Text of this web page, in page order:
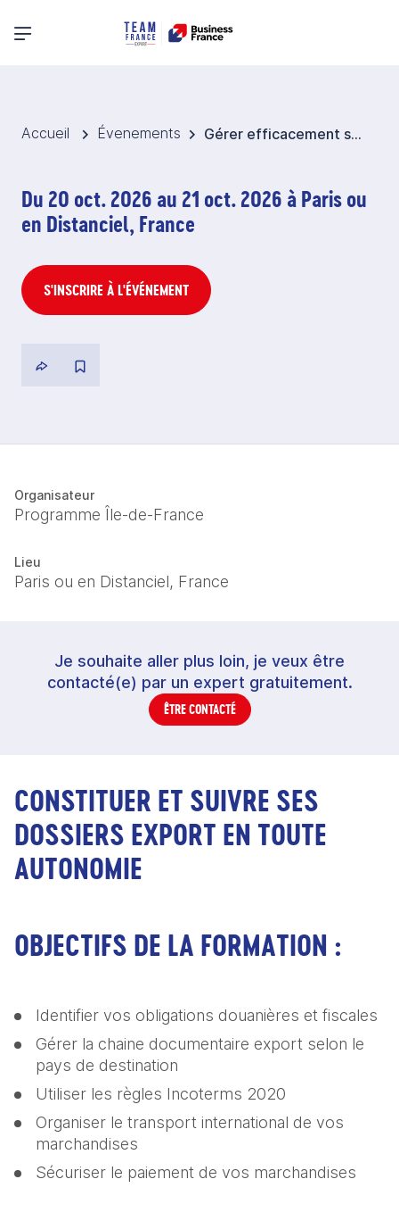
Menu principal
Accueil Évenements Gérer efficacement ses commandes export, de l’offre de prix jusqu’au paiement
Du 20 oct. 2026 au 21 oct. 2026 à Paris ou
en Distanciel, France
S'INSCRIRE À L'ÉVÉNEMENT
Organisateur
Programme Île-de-France
Lieu
Paris ou en Distanciel, France
Je souhaite aller plus loin, je veux être
contacté(e) par un expert gratuitement.
ÊTRE CONTACTÉ
CONSTITUER ET SUIVRE SES
DOSSIERS EXPORT EN TOUTE
AUTONOMIE
OBJECTIFS DE LA FORMATION :
Identifier vos obligations douanières et fiscales
Gérer la chaine documentaire export selon le
pays de destination
Utiliser les règles Incoterms 2020
Organiser le transport international de vos
marchandises
Sécuriser le paiement de vos marchandises